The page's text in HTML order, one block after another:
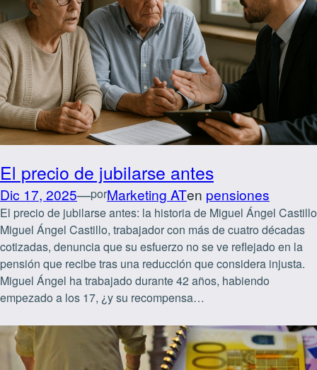
El precio de jubilarse antes
Dic 17, 2025—porMarketing ATen pensiones
El precio de jubilarse antes: la historia de Miguel Ángel Castillo
Miguel Ángel Castillo, trabajador con más de cuatro décadas
cotizadas, denuncia que su esfuerzo no se ve reflejado en la
pensión que recibe tras una reducción que considera injusta.
Miguel Ángel ha trabajado durante 42 años, habiendo
empezado a los 17, ¿y su recompensa…